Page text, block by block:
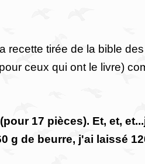
recette tirée de la bible
ceux qui ont le livre)
17 pièces). Et, et, et...
g de beurre, j'ai laissé